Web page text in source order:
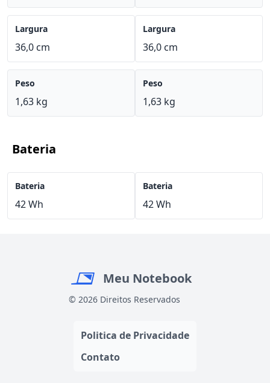
Largura
36,0 cm
Peso
1,63 kg
Largura
36,0 cm
Peso
1,63 kg
Bateria
Bateria
42 Wh
Bateria
42 Wh
Meu Notebook
© 2026 Direitos Reservados
Politica de Privacidade
Contato